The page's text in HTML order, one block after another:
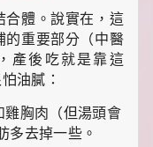
合體。說實在，這
的重要部分（中醫
產後吃就是靠這
油膩：
雞胸肉（但湯頭會
多去掉一些。